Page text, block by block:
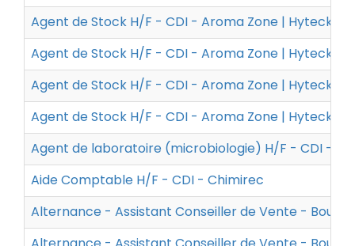
Agent de Stock H/F - CDI - Aroma Zone | Hyteck
Agent de Stock H/F - CDI - Aroma Zone | Hyteck
Agent de Stock H/F - CDI - Aroma Zone | Hyteck
Agent de Stock H/F - CDI - Aroma Zone | Hyteck
Agent de laboratoire (microbiologie) H/F - CDI -
Aide Comptable H/F - CDI - Chimirec
Alternance - Assistant Conseiller de Vente -